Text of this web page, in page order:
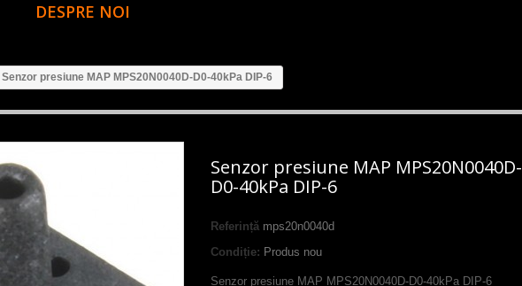
DESPRE NOI
Senzor presiune MAP MPS20N0040D-D0-40kPa DIP-6
Senzor presiune MAP MPS20N0040D-
D0-40kPa DIP-6
Referință mps20n0040d
Condiție: Produs nou
Senzor presiune MAP MPS20N0040D-D0-40kPa DIP-6